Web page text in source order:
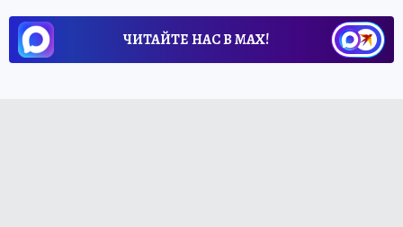
ЧИТАЙТЕ НАС В МАХ!